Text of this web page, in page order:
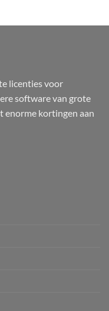
licenties voor
software van grote
enorme kortingen aan